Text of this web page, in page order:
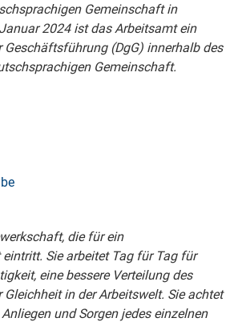
Gemeinschaft in
2024 ist das Arbeitsamt ein
Geschäftsführung (DgG) innerhalb des
Gemeinschaft.
die für ein
Sie arbeitet Tag für Tag für
eine bessere Verteilung des
in der Arbeitswelt. Sie achtet
und Sorgen jedes einzelnen